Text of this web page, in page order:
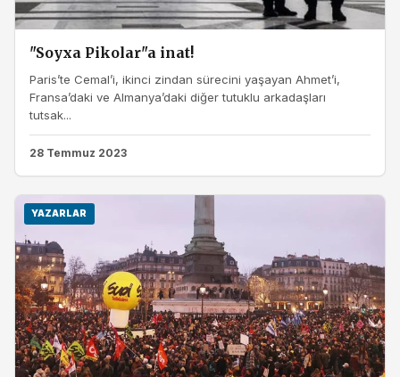
"Soyxa Pikolar"a inat!
Paris’te Cemal’i, ikinci zindan sürecini yaşayan Ahmet’i,
Fransa’daki ve Almanya’daki diğer tutuklu arkadaşları
tutsak...
28 Temmuz 2023
YAZARLAR